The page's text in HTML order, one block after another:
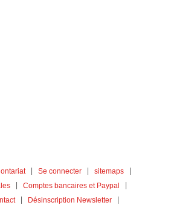
Se connecter
sitemaps
Comptes bancaires et Paypal
Désinscription Newsletter